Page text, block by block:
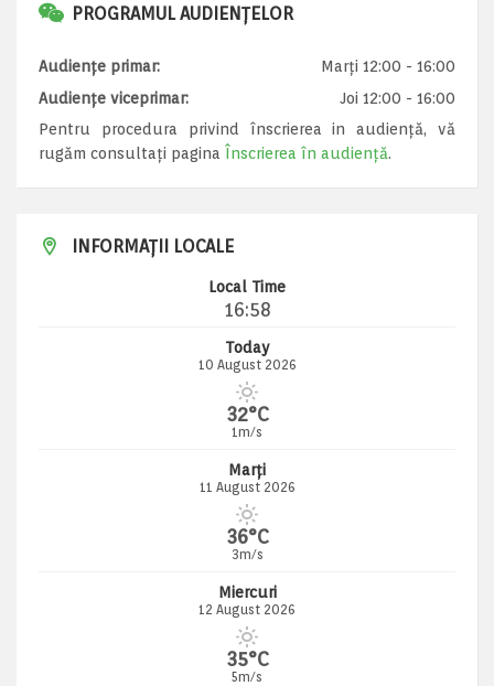
PROGRAMUL AUDIENȚELOR
Audiențe primar:
Marți 12:00 - 16:00
Audiențe viceprimar:
Joi 12:00 - 16:00
Pentru procedura privind înscrierea in audiență, vă
rugăm consultați pagina Înscrierea în audiență.
INFORMAȚII LOCALE
Local Time
16:58
Today
10 August 2026
32°C
1m/s
Marți
11 August 2026
36°C
3m/s
Miercuri
12 August 2026
35°C
5m/s